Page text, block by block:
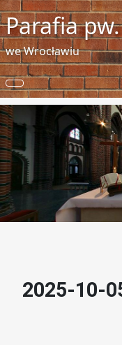
Parafia
we Wrocławiu
2025-10-